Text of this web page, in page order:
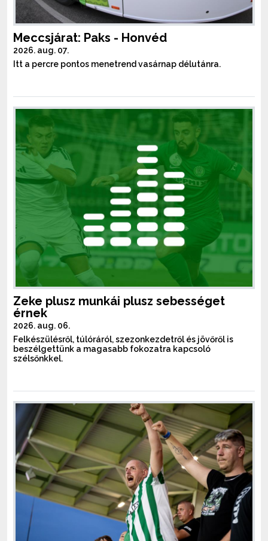
Meccsjárat: Paks - Honvéd
2026. aug. 07.
Itt a percre pontos menetrend vasárnap délutánra.
Zeke plusz munkái plusz sebességet
érnek
2026. aug. 06.
Felkészülésről, túlóráról, szezonkezdetről és jövőről is
beszélgettünk a magasabb fokozatra kapcsoló
szélsőnkkel.